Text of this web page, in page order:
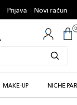
Prijava Novi račun
MAKE-UP NICHE